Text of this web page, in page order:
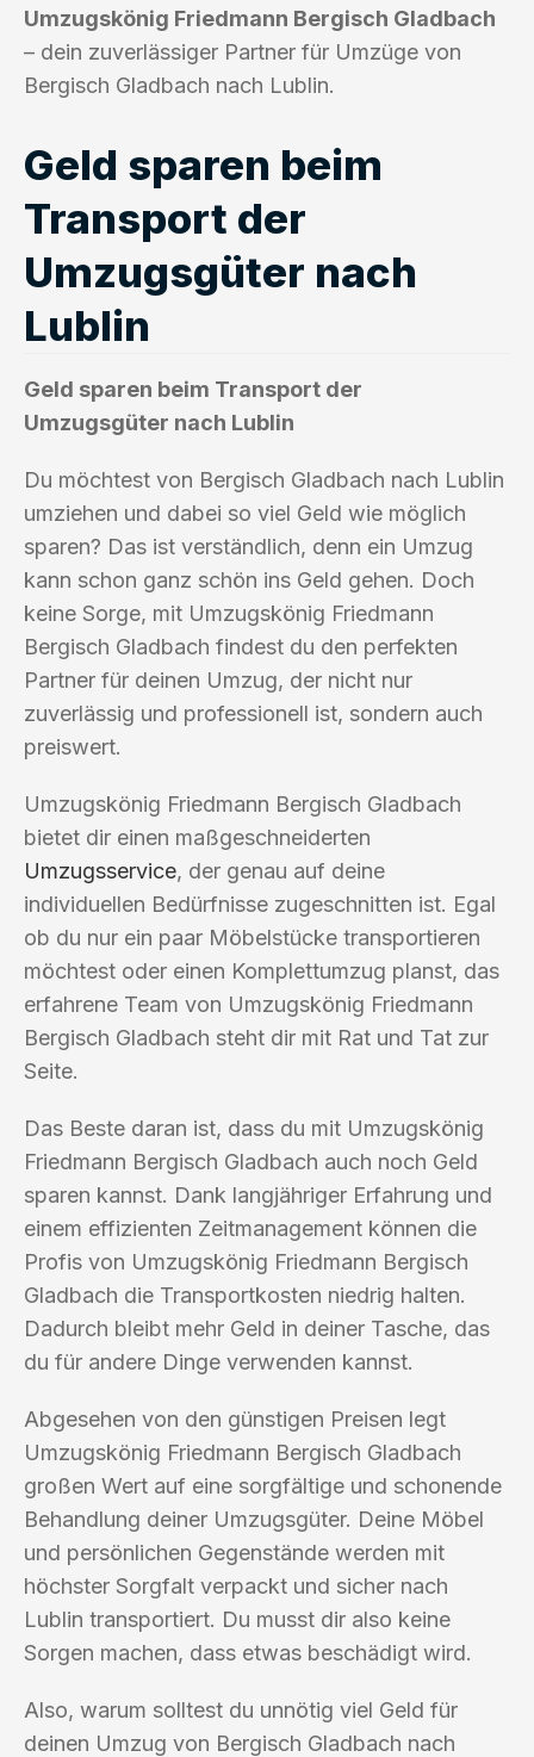
Umzugskönig Friedmann Bergisch Gladbach
– dein zuverlässiger Partner für Umzüge von
Bergisch Gladbach nach Lublin.
Geld sparen beim
Transport der
Umzugsgüter nach
Lublin
Geld sparen beim Transport der
Umzugsgüter nach Lublin
Du möchtest von Bergisch Gladbach nach Lublin
umziehen und dabei so viel Geld wie möglich
sparen? Das ist verständlich, denn ein Umzug
kann schon ganz schön ins Geld gehen. Doch
keine Sorge, mit Umzugskönig Friedmann
Bergisch Gladbach findest du den perfekten
Partner für deinen Umzug, der nicht nur
zuverlässig und professionell ist, sondern auch
preiswert.
Umzugskönig Friedmann Bergisch Gladbach
bietet dir einen maßgeschneiderten
Umzugsservice, der genau auf deine
individuellen Bedürfnisse zugeschnitten ist. Egal
ob du nur ein paar Möbelstücke transportieren
möchtest oder einen Komplettumzug planst, das
erfahrene Team von Umzugskönig Friedmann
Bergisch Gladbach steht dir mit Rat und Tat zur
Seite.
Das Beste daran ist, dass du mit Umzugskönig
Friedmann Bergisch Gladbach auch noch Geld
sparen kannst. Dank langjähriger Erfahrung und
einem effizienten Zeitmanagement können die
Profis von Umzugskönig Friedmann Bergisch
Gladbach die Transportkosten niedrig halten.
Dadurch bleibt mehr Geld in deiner Tasche, das
du für andere Dinge verwenden kannst.
Abgesehen von den günstigen Preisen legt
Umzugskönig Friedmann Bergisch Gladbach
großen Wert auf eine sorgfältige und schonende
Behandlung deiner Umzugsgüter. Deine Möbel
und persönlichen Gegenstände werden mit
höchster Sorgfalt verpackt und sicher nach
Lublin transportiert. Du musst dir also keine
Sorgen machen, dass etwas beschädigt wird.
Also, warum solltest du unnötig viel Geld für
deinen Umzug von Bergisch Gladbach nach